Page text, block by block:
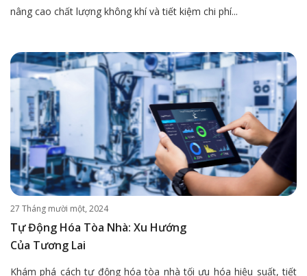
nâng cao chất lượng không khí và tiết kiệm chi phí...
27 Tháng mười một, 2024
Tự Động Hóa Tòa Nhà: Xu Hướng
Của Tương Lai
Khám phá cách tự động hóa tòa nhà tối ưu hóa hiệu suất, tiết